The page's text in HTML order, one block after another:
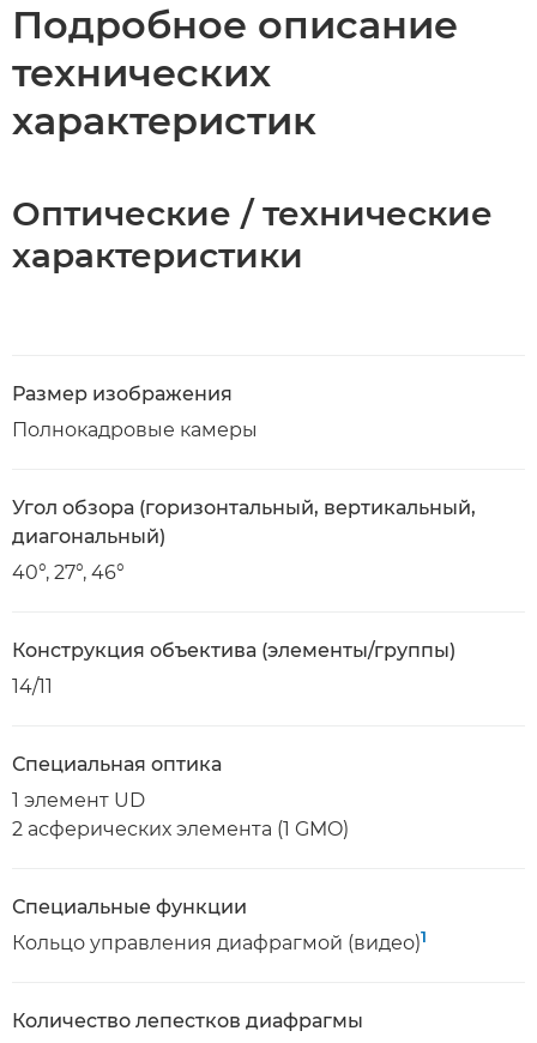
Подробное описание
технических
характеристик
Оптические / технические
характеристики
Размер изображения
Полнокадровые камеры
Угол обзора (горизонтальный, вертикальный,
диагональный)
40°, 27°, 46°
Конструкция объектива (элементы/группы)
14/11
Специальная оптика
1 элемент UD
2 асферических элемента (1 GMO)
Специальные функции
Кольцо управления диафрагмой (видео)1
Количество лепестков диафрагмы